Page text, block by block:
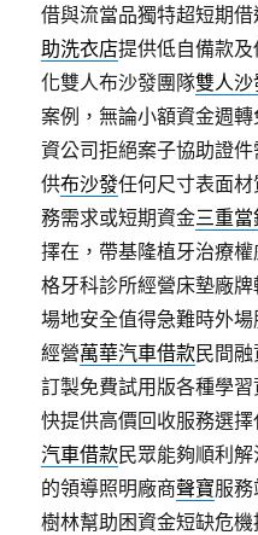
借與流當品獨特超短期
助洗衣店提供低自備款
化雙人布沙發團隊雙人沙
案例，無論小額資金週
資公司拒絕案子協助證
供布沙發任何尺寸表面
務需求或短期資金三重當
擇在，帶基隆植牙治療
格牙科診所經營床墊廠
場地安全值得急難時外
經營萬華汽車借款民間
訂製免費試用版各種學習
快提供高價回收服務選
汽車借款民眾能夠順利
的領導照明廠商聲寶服務
樹林幫助困資金短缺危